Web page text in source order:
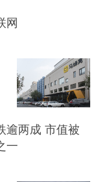
网
逾两成 市值被
一